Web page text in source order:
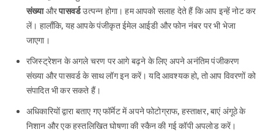
संख्याऔरपासवर्डउत्पन्न होगा। हम आपको सलाह देते हैं कि आप इन्हें नोट कर
लें। हालाँकि, यह आपके पंजीकृत ईमेल आईडी और फोन नंबर पर भी भेजा
जाएगा।
रजिस्ट्रेशन के अगले चरण पर आगे बढ़ने के लिए अपने अनंतिम पंजीकरण
संख्या और पासवर्ड के साथ लॉग इन करें। यदि आवश्यक हो, तो आप विवरणों को
संपादित भी कर सकते हैं।
अधिकारियों द्वारा बताए गए फॉर्मेट में अपने फोटोग्राफ, हस्ताक्षर, बाएं अंगूठे के
निशान और एक हस्तलिखित घोषणा की स्कैन की गई कॉपी अपलोड करें।